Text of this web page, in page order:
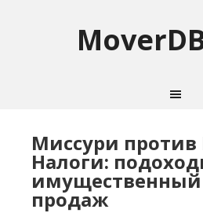
Миссури
Налоги:
имущественный
продаж